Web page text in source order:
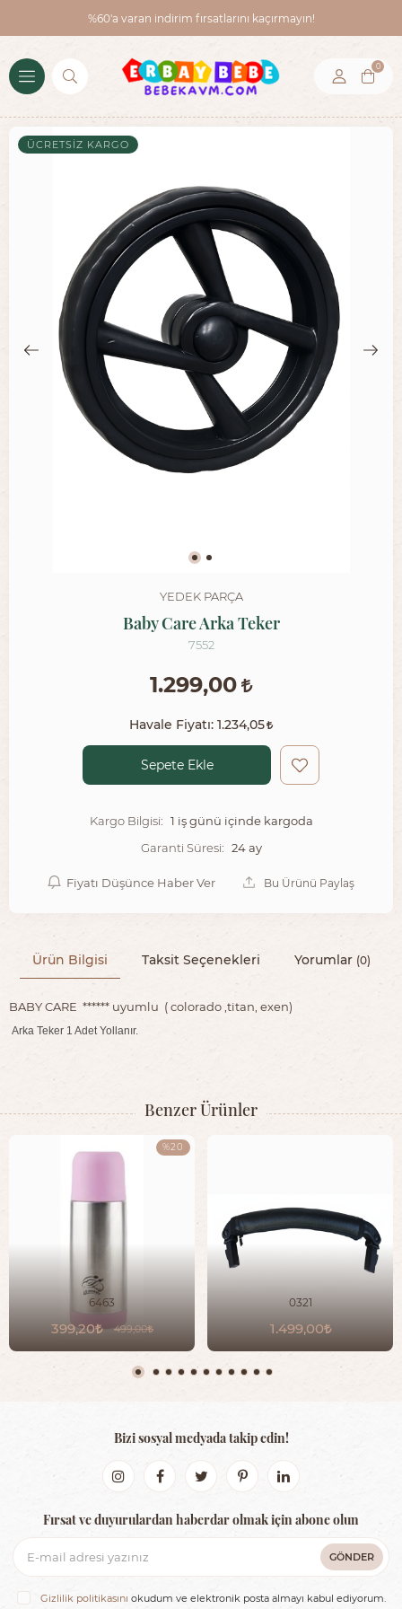
%60'a varan indirim fırsatlarını kaçırmayın!
0
ÜCRETSIZ KARGO
YEDEK PARÇA
Baby Care Arka Teker
7552
1.299,00
Havale Fiyatı: 1.234,05
Sepete Ekle
Kargo Bilgisi: 1 iş günü içinde kargoda
Garanti Süresi: 24 ay
Fiyatı Düşünce Haber Ver Bu Ürünü Paylaş
Ürün Bilgisi Taksit Seçenekleri Yorumlar (0)
BABY CARE ****** uyumlu ( colorado ,titan, exen)
Arka Teker 1 Adet Yollanır.
Benzer Ürünler
6463
399,20 499,00
%20
0321
1.499,00
Bizi sosyal medyada takip edin!
Fırsat ve duyurulardan haberdar olmak için abone olun
GÖNDER
Gizlilik politikasını okudum ve elektronik posta almayı kabul ediyorum.